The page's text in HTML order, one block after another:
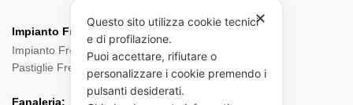
Impianto Frenante:
Impianto Frenante Camion
Dischi Freno Camion
Pastiglie Freni
Pinze Freni Sensori
Fanaleria:
✕
Questo sito utilizza cookie tecnici
e di profilazione.
Puoi accettare, rifiutare o
personalizzare i cookie premendo i
pulsanti desiderati.